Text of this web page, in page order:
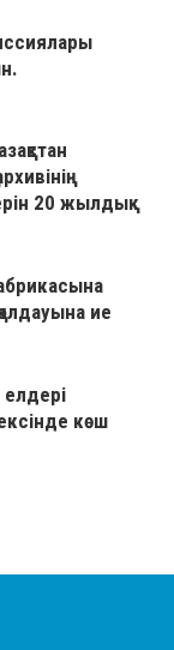
20 жылдық
ие
елдері
көш